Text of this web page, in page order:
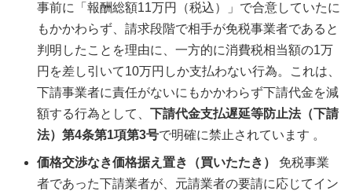
事前に「報酬総額11万円（税込）」で合意していたに
もかかわらず、請求段階で相手が免税事業者であると
判明したことを理由に、一方的に消費税相当額の1万
円を差し引いて10万円しか支払わない行為。これは、
下請事業者に責任がないにもかかわらず下請代金を減
額する行為として、 下請代金支払遅延等防止法（下請
法）第4条第1項第3号で明確に禁止されています 。
価格交渉なき価格据え置き（買いたたき）
免税事業
者であった下請業者が、元請業者の要請に応じてイン